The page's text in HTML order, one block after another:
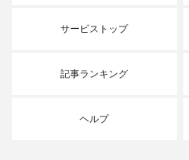
サービストップ
記事ランキング
ヘルプ